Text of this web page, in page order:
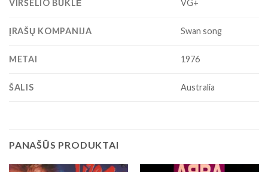
VIRŠELIO BŪKLĖ VG+
ĮRAŠŲ KOMPANIJA Swan song
METAI 1976
ŠALIS Australia
PANAŠŪS PRODUKTAI